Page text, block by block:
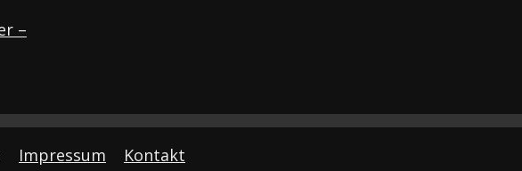
–
Impressum Kontakt